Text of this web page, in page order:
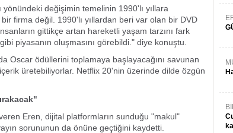
değişimin temelinin 1990'lı yıllara
firma değil. 1990'lı yıllardan beri var olan bir DVD
gittikçe artan hareketli yaşam tarzını fark
piyasanın oluşmasını görebildi." diye konuştu.
Oscar ödüllerini toplamaya başlayacağını savunan
üretebiliyorlar. Netflix 20'nin üzerinde dilde özgün
Eren, dijital platformların sunduğu "makul"
sorununun da önüne geçtiğini kaydetti.